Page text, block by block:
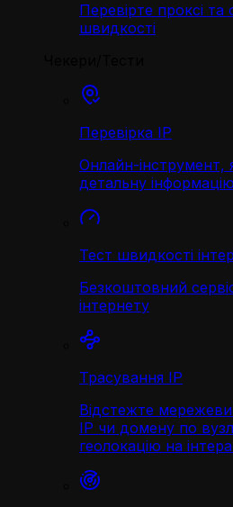
Перевірте проксі
швидкості
Перевірка IP
Онлайн-інструмент,
детальну
Тест швидкості
Безкоштовний
інтернету
Трасування IP
Відстежте
IP чи домену по
геолокацію на